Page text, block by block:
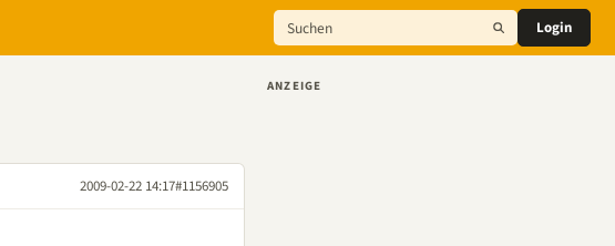
Login
2009-02-22 14:17#1156905
ANZEIGE